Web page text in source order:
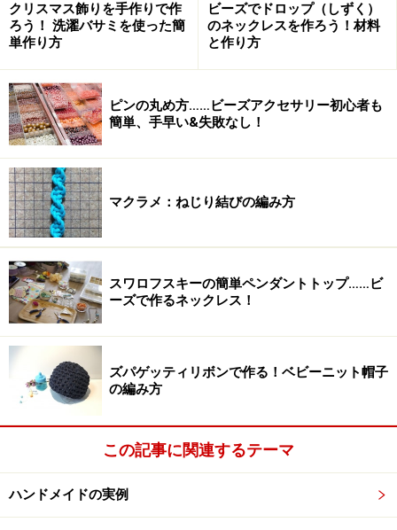
クリスマス飾りを手作りで作
ろう！ 洗濯バサミを使った簡
単作り方
ビーズでドロップ（しずく）
のネックレスを作ろう！材料
と作り方
ピンの丸め方……ビーズアクセサリー初心者も
簡単、手早い&失敗なし！
マクラメ：ねじり結びの編み方
スワロフスキーの簡単ペンダントトップ……ビ
ーズで作るネックレス！
ズパゲッティリボンで作る！ベビーニット帽子
の編み方
この記事に関連するテーマ
ハンドメイドの実例